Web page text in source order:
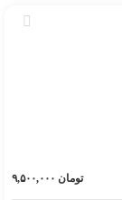
تومان